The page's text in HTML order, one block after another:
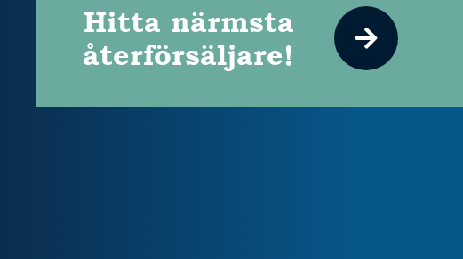
Hitta närmsta
återförsäljare!